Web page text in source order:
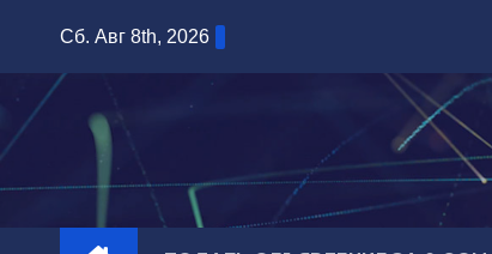
содержимому
Сб. Авг 8th, 2026